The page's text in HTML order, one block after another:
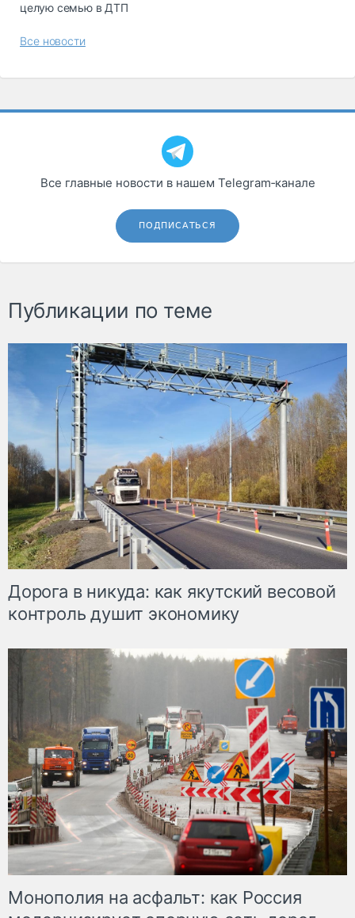
целую семью в ДТП
Все новости
Все главные новости в нашем Telegram‑канале
ПОДПИСАТЬСЯ
Публикации по теме
Дорога в никуда: как якутский весовой
контроль душит экономику
Монополия на асфальт: как Россия